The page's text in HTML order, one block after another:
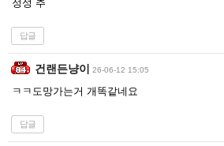
정성 추
답글
건랜든냥이 26-06-12 15:05
ㅋㅋ도망가는거 개똑같네요
답글